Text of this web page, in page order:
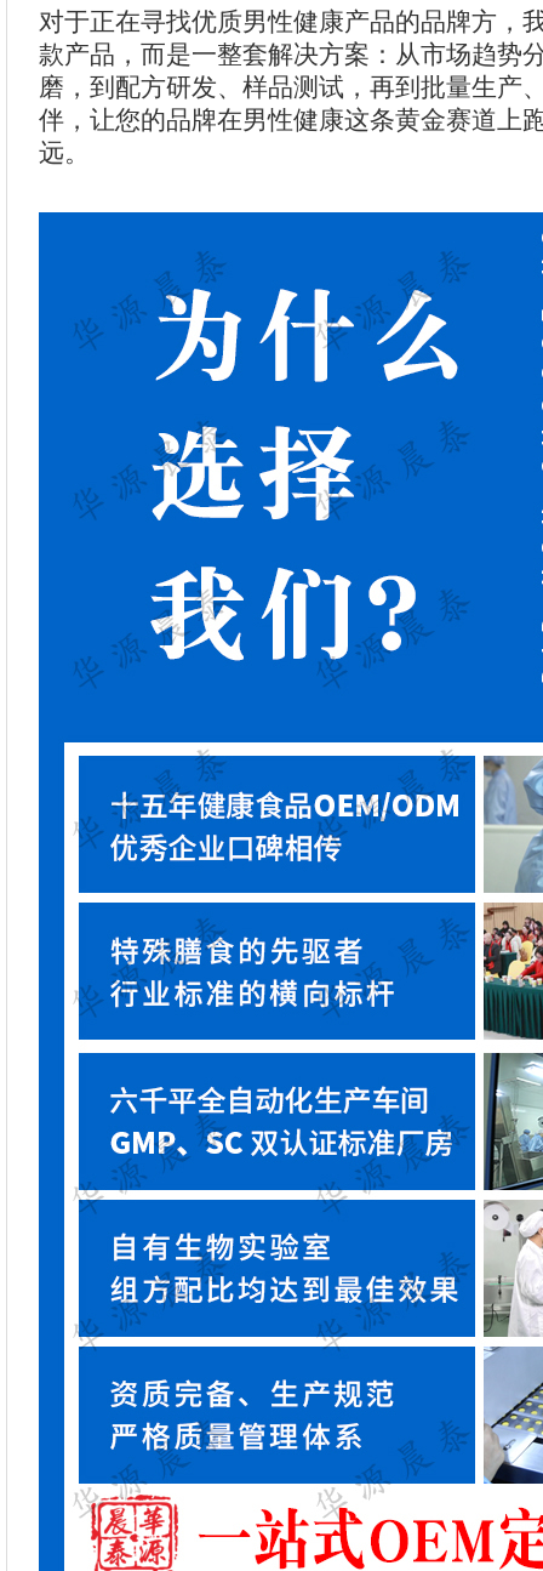
对于正在寻找优质男性健康产品的品牌方，
款产品，而是一整套解决方案：从市场趋势
磨，到配方研发、样品测试，再到批量生产
伴，让您的品牌在男性健康这条黄金赛道上
远。